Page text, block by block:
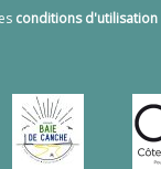
conditions d'utilisation